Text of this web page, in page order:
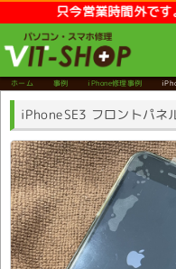
只今営業時間外です。お
ホーム 事例 iPhone修理事例
iPhoneSE3 フロントパネ